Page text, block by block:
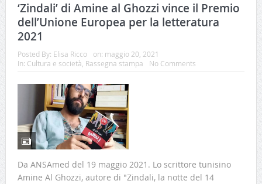
‘Zindali’ di Amine al Ghozzi vince il Premio
dell’Unione Europea per la letteratura
2021
Posted By: Elisa Ricco on: maggio 20, 2021
In: Cultura e società, Rassegna stampa No Comments
Da ANSAmed del 19 maggio 2021. Lo scrittore tunisino
Amine Al Ghozzi, autore di "Zindali, la notte del 14